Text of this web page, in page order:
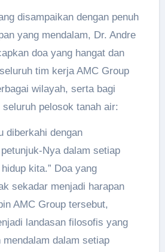
disampaikan dengan penuh
yang mendalam, Dr. Andre
doa yang hangat dan
tim kerja AMC Group
wilayah, serta bagi
pelosok tanah air:
diberkahi dengan
Nya dalam setiap
kita.” Doa yang
sekadar menjadi harapan
AMC Group tersebut,
landasan filosofis yang
dalam setiap